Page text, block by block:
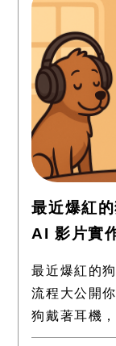
最近爆紅
AI 影片實
最近爆紅的
流程大公開
狗戴著耳機
天。第一眼